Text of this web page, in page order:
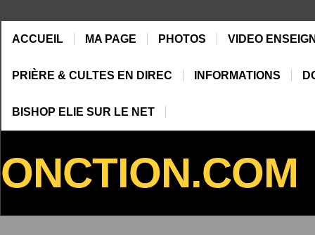
ACCUEIL MA PAGE PHOTOS VIDEO
PRIÈRE & CULTES EN DIREC INFORMATIONS
BISHOP ELIE SUR LE NET
ONCTION.COM